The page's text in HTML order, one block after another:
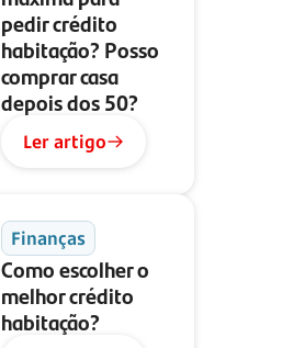
pedir crédito
habitação? Posso
comprar casa
depois dos 50?
Ler artigo
Finanças
Como escolher o
melhor crédito
habitação?